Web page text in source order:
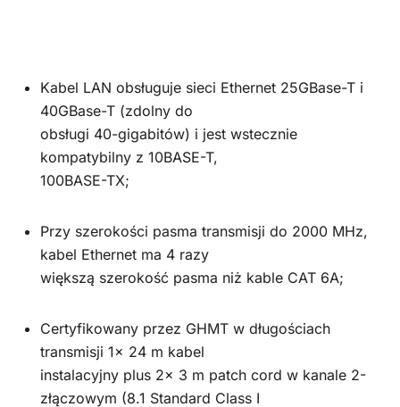
Kabel LAN obsługuje sieci Ethernet 25GBase-T i
40GBase-T (zdolny do
obsługi 40-gigabitów) i jest wstecznie
kompatybilny z 10BASE-T,
100BASE-TX;
Przy szerokości pasma transmisji do 2000 MHz,
kabel Ethernet ma 4 razy
większą szerokość pasma niż kable CAT 6A;
Certyfikowany przez GHMT w długościach
transmisji 1x 24 m kabel
instalacyjny plus 2x 3 m patch cord w kanale 2-
złączowym (8.1 Standard Class I